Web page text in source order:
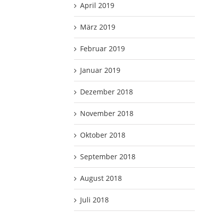
April 2019
März 2019
Februar 2019
Januar 2019
Dezember 2018
November 2018
Oktober 2018
September 2018
August 2018
Juli 2018